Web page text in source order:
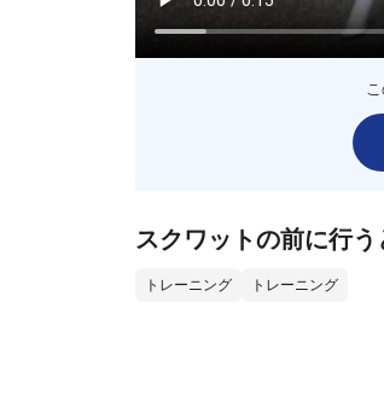
スクワットの前に行
トレーニング トレーニング